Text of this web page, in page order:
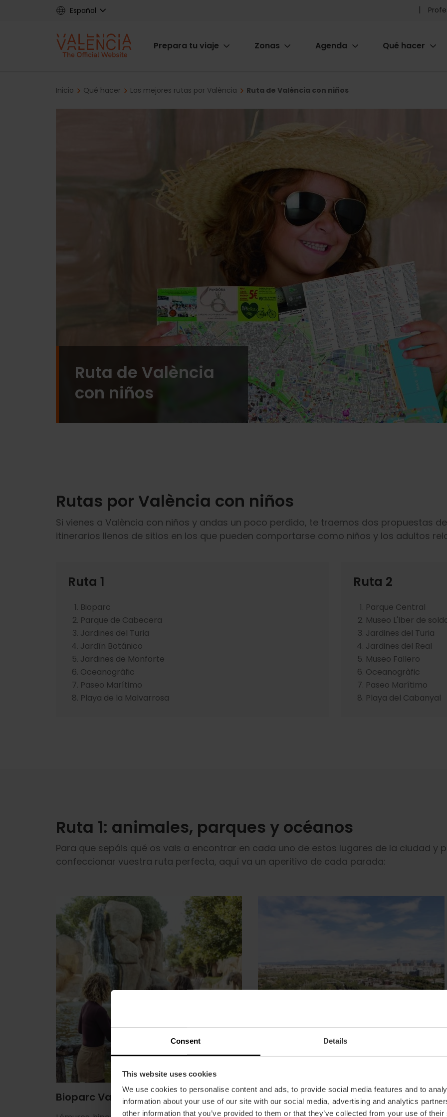
Consent Details
This website uses cookies
We use cookies to personalise content and ads, to provide social media features and to
information about your use of our site with our social media, advertising and analytics
other information that you’ve provided to them or that they’ve collected from your use of
Español
Main
Prepara tu viaje Zonas Agenda Qué hacer
Breadcrumb
Inicio Qué hacer Las mejores rutas por València Ruta de València con niños
Ruta de València
con niños
Rutas por València con niños
Si vienes a València con niños y andas un poco perdido, te traemos dos propuestas
itinerarios llenos de sitios en los que pueden comportarse como niños y los adultos
Ruta 1
Bioparc
Parque de Cabecera
Jardines del Turia
Jardín Botánico
Jardines de Monforte
Oceanogràfic
Paseo Marítimo
Playa de la Malvarrosa
Ruta 2
Parque Central
Museo L'Iber de
Jardines del Turia
Jardines del Real
Museo Fallero
Oceanogràfic
Paseo Marítimo
Playa del Cabanyal
Ruta 1: animales, parques y océanos
Para que sepáis qué os vais a encontrar en cada uno de estos lugares de la ciudad y
confeccionar vuestra ruta perfecta, aquí va un aperitivo de cada parada:
Bioparc València Parque de Cabecera